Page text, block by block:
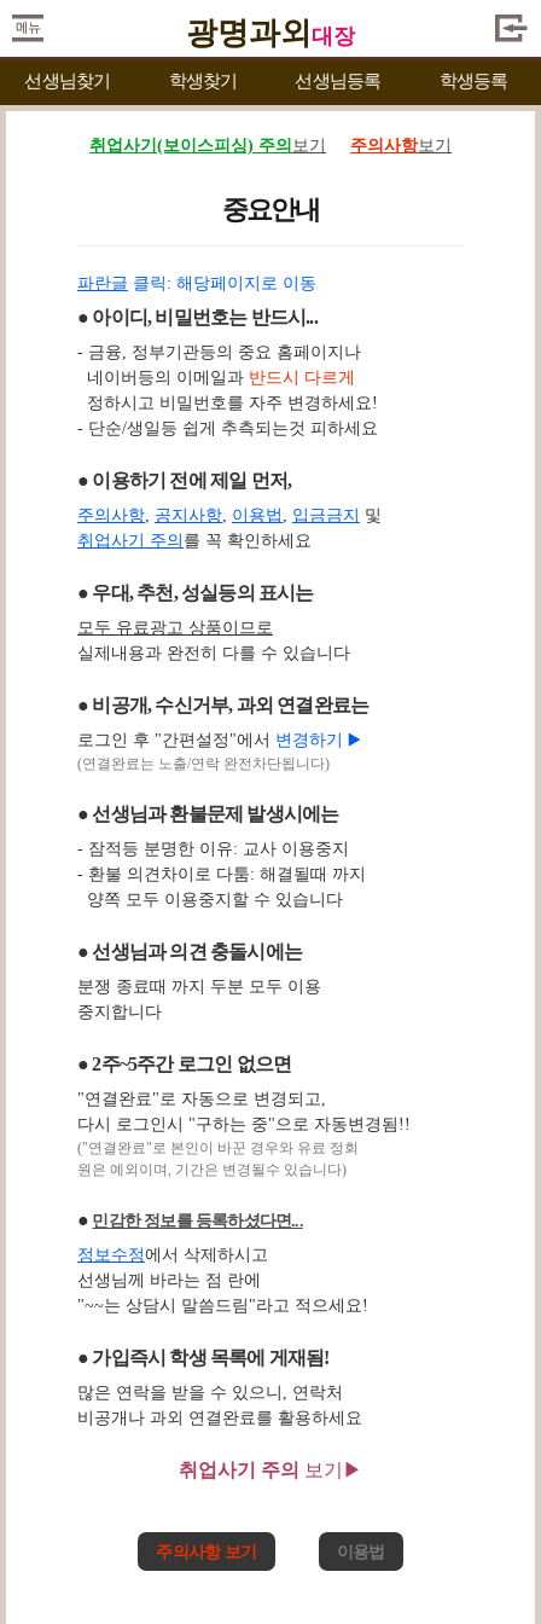
광명과외 대장
선생님찾기 학생찾기 선생님등록 학생등록
취업사기(보이스피싱) 주의 보기 주의사항보기
중요안내
파란글 클릭: 해당페이지로 이동
● 아이디, 비밀번호는 반드시...
- 금융, 정부기관등의 중요 홈페이지나
네이버등의 이메일과 반드시 다르게
정하시고 비밀번호를 자주 변경하세요!
- 단순/생일등 쉽게 추측되는것 피하세요
● 이용하기 전에 제일 먼저,
주의사항, 공지사항, 이용법 , 입금금지
및
취업사기 주의 를 꼭 확인하세요
● 우대, 추천, 성실등의 표시는
모두 유료광고 상품이므로
실제내용과 완전히 다를 수 있습니다
● 비공개, 수신거부, 과외 연결완료는
로그인 후 "간편설정"에서 변경하기 ▶️
(연결완료는 노출/연락 완전차단됩니다)
● 선생님과 환불문제 발생시에는
- 잠적등 분명한 이유: 교사 이용중지
- 환불 의견차이로 다툼: 해결될때 까지
양쪽 모두 이용중지할 수 있습니다
● 선생님과 의견 충돌시에는
분쟁 종료때 까지 두분 모두 이용
중지합니다
● 2주~5주간 로그인 없으면
"연결완료"로 자동으로 변경되고,
다시 로그인시 "구하는 중"으로 자동변경됨!!
("연결완료"로 본인이 바꾼 경우와 유료 정회
원은 예외이며, 기간은 변경될수 있습니다)
● 민감한 정보를 등록하셨다면...
정보수정에서 삭제하시고
선생님께 바라는 점 란에
"~~는 상담시 말씀드림"라고 적으세요!
● 가입즉시 학생 목록에 게재됨!
많은 연락을 받을 수 있으니, 연락처
비공개나 과외 연결완료를 활용하세요
취업사기 주의 보기▶
주의사항 보기 이용법